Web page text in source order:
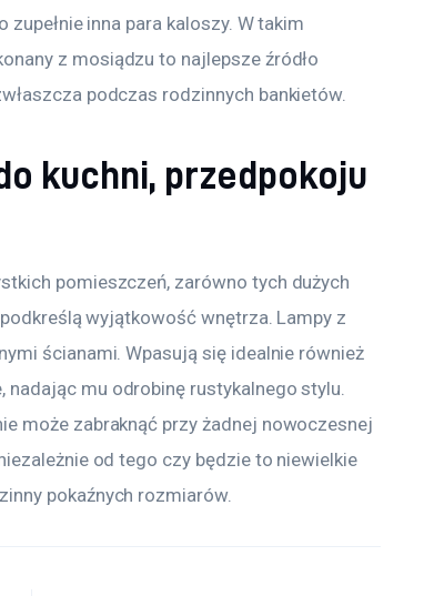
zupełnie inna para kaloszy. W takim
z mosiądzu to najlepsze źródło
podczas rodzinnych bankietów.
kuchni, przedpokoju
pomieszczeń, zarówno tych dużych
wyjątkowość wnętrza. Lampy z
ścianami. Wpasują się idealnie również
mu odrobinę rustykalnego stylu.
może zabraknąć przy żadnej nowoczesnej
od tego czy będzie to niewielkie
pokaźnych rozmiarów.